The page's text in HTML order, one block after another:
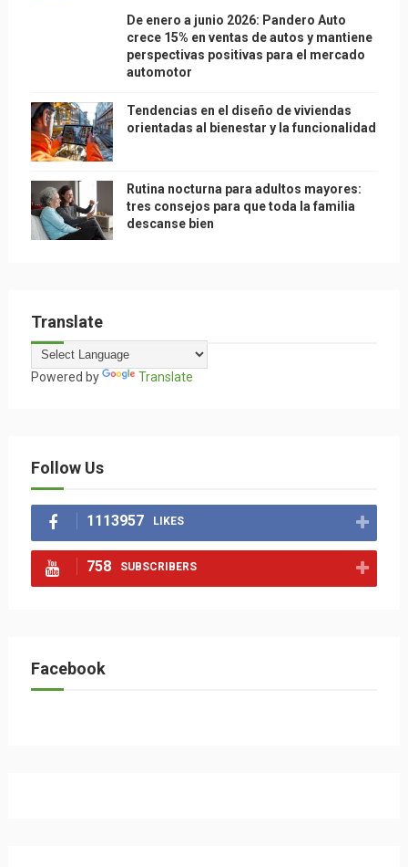
De enero a junio 2026: Pandero Auto
crece 15% en ventas de autos y mantiene
perspectivas positivas para el mercado
automotor
Tendencias en el diseño de viviendas
orientadas al bienestar y la funcionalidad
Rutina nocturna para adultos mayores:
tres consejos para que toda la familia
descanse bien
Translate
Powered by Translate
Follow Us
1113957 LIKES
758 SUBSCRIBERS
Facebook